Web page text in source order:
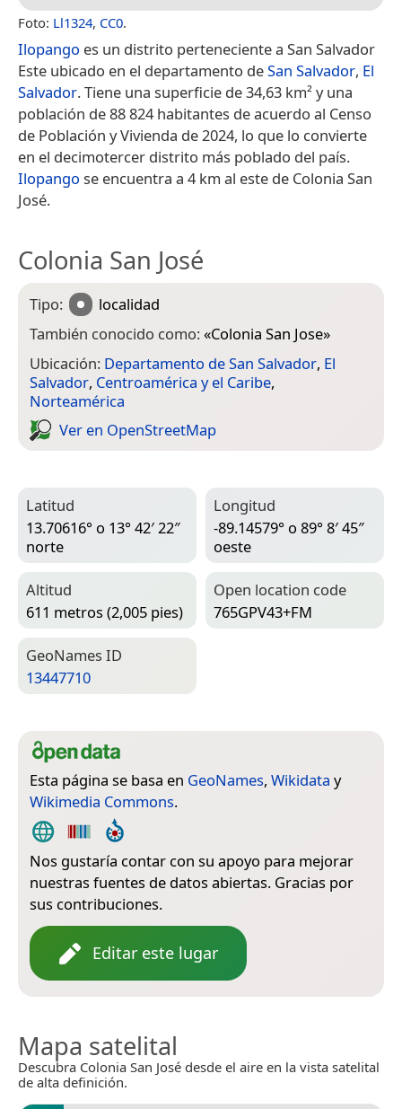
Foto: Ll1324, CC0.
Ilopango es un distrito perteneciente a San Salvador
Este ubicado en el departamento deSan Salvador, El
Salvador. Tiene una superficie de 34,63 km² y una
población de 88 824 habitantes de acuerdo al Censo
de Población y Vivienda de 2024, lo que lo convierte
en el decimotercer distrito más poblado del país.
Ilopango se encuentra a 4 km al este de Colonia San
José.
Colonia San José
Tipo:
localidad
También conocido como:«Colonia San Jose»
Ubicación: Departamento de San Salvador, El
Salvador, Centroamérica y el Caribe,
Norteamérica
Ver en Open­Street­Map
Latitud
13.70616° o 13° 42′ 22″
norte
Longitud
-89.14579° o 89° 8′ 45″
oeste
Altitud
611 metros (2,005 pies)
Open location code
765GPV43+FM
Geo­Names ID
13447710
Esta página se basa en GeoNames, Wikidata y
Wikimedia Commons.
Nos gustaría contar con su apoyo para mejorar
nuestras fuentes de datos abiertas. Gracias por
sus contribuciones.
Editar este lugar
Mapa satelital
Descubra Colonia San José desde el aire en la vista satelital
de alta definición.